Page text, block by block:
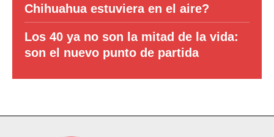
Chihuahua estuviera en el aire?
Los 40 ya no son la mitad de la vida:
son el nuevo punto de partida